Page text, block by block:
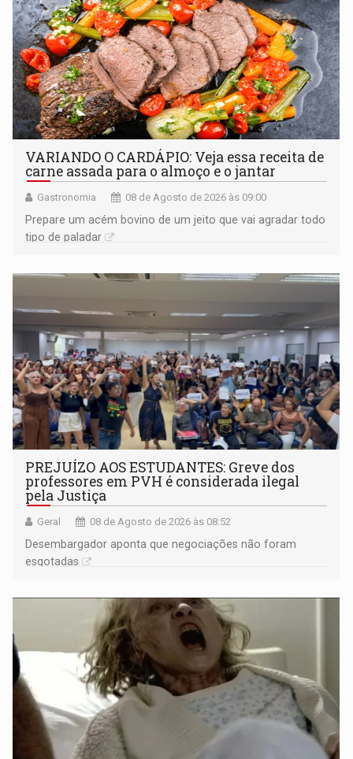
VARIANDO O CARDÁPIO: Veja essa receita de
carne assada para o almoço e o jantar
Gastronomia 08 de Agosto de 2026 às 09:00
Prepare um acém bovino de um jeito que vai agradar todo
tipo de paladar
PREJUÍZO AOS ESTUDANTES: Greve dos
professores em PVH é considerada ilegal
pela Justiça
Geral 08 de Agosto de 2026 às 08:52
Desembargador aponta que negociações não foram
esgotadas